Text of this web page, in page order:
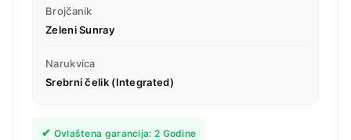
Brojčanik
Zeleni Sunray
Narukvica
Srebrni čelik (Integrated)
✔ Ovlaštena garancija: 2 Godine